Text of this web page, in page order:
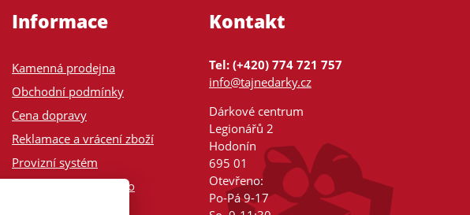
Informace
Kamenná prodejna
Obchodní podmínky
Cena dopravy
Reklamace a vrácení zboží
Provizní systém
Odeslání na Slovensko
Kontakt
Tel: (+420) 774 721 757
info@tajnedarky.cz
Dárkové centrum
Legionářů 2
Hodonín
695 01
Otevřeno:
Po-Pá 9-17